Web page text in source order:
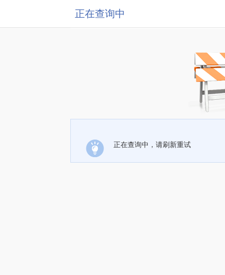
正在查询中
正在查询中，请刷新重试